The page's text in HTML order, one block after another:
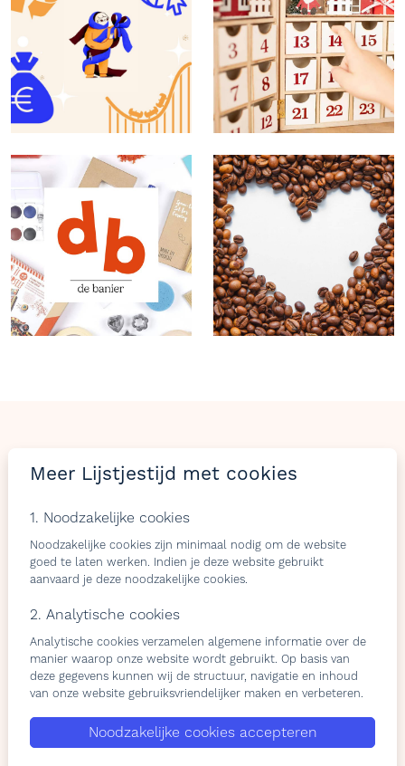
TIJD
verlanglijstjes te maken met producten van gelijk welke
webshop.
Bezoekers
Verlangslijstjes maken
Cadeaulijstje
personaliseren
Contacteer ons
Wat is de L-club
Wordt lid van onze L-club
Contacteer ons
Meer Lijstjestijd met cookies
1. Noodzakelijke cookies
Noodzakelijke cookies zijn minimaal nodig om de website
goed te laten werken. Indien je deze website gebruikt
aanvaard je deze noodzakelijke cookies.
2. Analytische cookies
Analytische cookies verzamelen algemene informatie over de
manier waarop onze website wordt gebruikt. Op basis van
deze gegevens kunnen wij de structuur, navigatie en inhoud
van onze website gebruiksvriendelijker maken en verbeteren.
Noodzakelijke cookies accepteren